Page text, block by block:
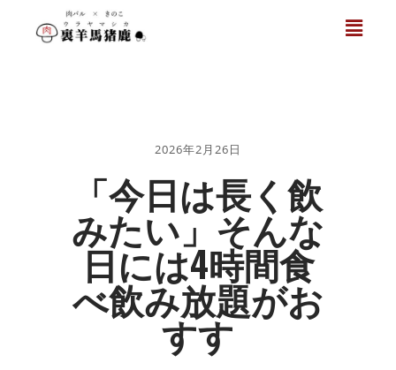
2026年2月26日
「今日は長く飲
みたい」そんな
日には4時間食
べ飲み放題がお
すす